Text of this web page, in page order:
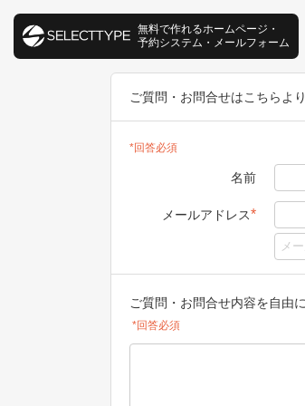
ご質問・お問合せはこちらよ
*回答必須
名前
メールアドレス*
ご質問・お問合せ内容を自由
*回答必須
無料で作れるホームページ・
予約システム・メールフォーム